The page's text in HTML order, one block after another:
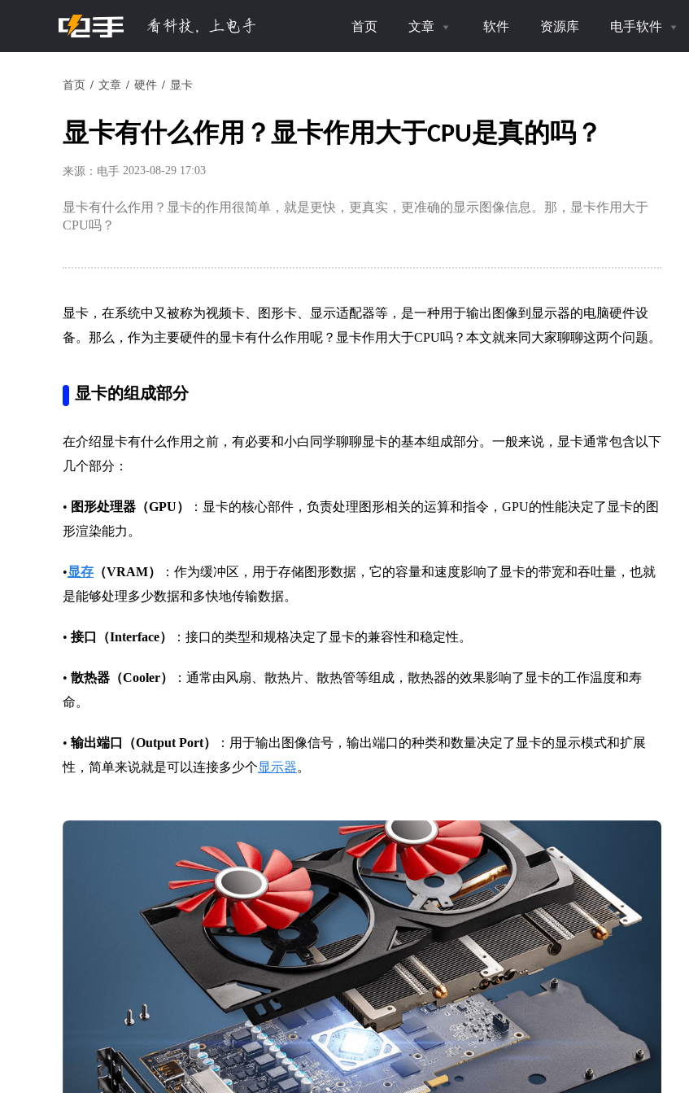
首页 文章 软件 资源库 电手软件
首页 文章 硬件 显卡
显卡有什么作用？显卡作用大于CPU是真的吗？
来源：电手 2023-08-29 17:03
显卡有什么作用？显卡的作用很简单，就是更快，更真实，更准确的显示图像信息。那，显卡作用大于
CPU吗？
显卡，在系统中又被称为视频卡、图形卡、显示适配器等，是一种用于输出图像到显示器的电脑硬件设
备。那么，作为主要硬件的显卡有什么作用呢？显卡作用大于CPU吗？本文就来同大家聊聊这两个问题。
显卡的组成部分
在介绍显卡有什么作用之前，有必要和小白同学聊聊显卡的基本组成部分。一般来说，显卡通常包含以下
几个部分：
• 图形处理器（GPU）
：显卡的核心部件，负责处理图形相关的运算和指令，GPU的性能决定了显卡的图
形渲染能力。
•显存 （VRAM）
：作为缓冲区，用于存储图形数据，它的容量和速度影响了显卡的带宽和吞吐量，也就
是能够处理多少数据和多快地传输数据。
• 接口（Interface） ：接口的类型和规格决定了显卡的兼容性和稳定性。
• 散热器（Cooler）
：通常由风扇、散热片、散热管等组成，散热器的效果影响了显卡的工作温度和寿
命。
• 输出端口（Output Port）
：用于输出图像信号，输出端口的种类和数量决定了显卡的显示模式和扩展
性，简单来说就是可以连接多少个显示器。